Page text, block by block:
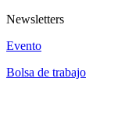
Newsletters
Evento
Bolsa de trabajo